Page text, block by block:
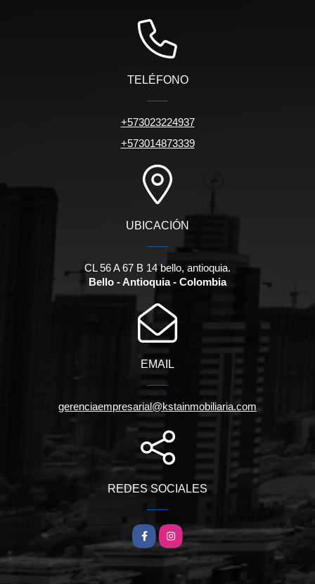
TELÉFONO
+573023224937
+573014873339
UBICACIÓN
CL 56 A 67 B 14 bello, antioquia.
Bello - Antioquia - Colombia
EMAIL
gerenciaempresarial@kstainmobiliaria.com
REDES SOCIALES
FacebookInstagram